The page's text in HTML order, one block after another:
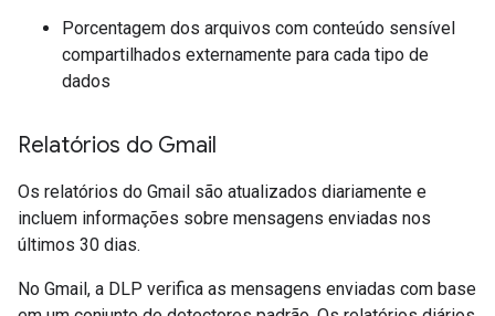
Porcentagem dos arquivos com conteúdo sensível
compartilhados externamente para cada tipo de
dados
Relatórios do Gmail
Os relatórios do Gmail são atualizados diariamente e
incluem informações sobre mensagens enviadas nos
últimos 30 dias.
No Gmail, a DLP verifica as mensagens enviadas com base